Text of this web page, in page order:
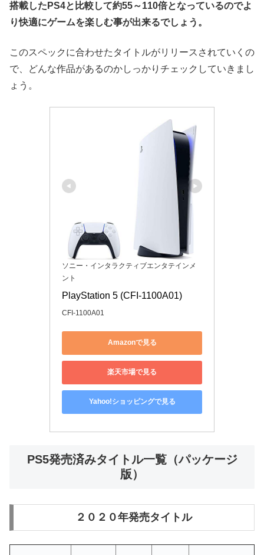
搭載したPS4と比較して約55～110倍となっているのでよ
り快適にゲームを楽しむ事が出来るでしょう。
このスペックに合わせたタイトルがリリースされていくの
で、どんな作品があるのかしっかりチェックしていきまし
ょう。
ソニー・インタラクティブエンタテインメ
ント
PlayStation 5 (CFI-1100A01)
CFI-1100A01
Amazonで見る
楽天市場で見る
Yahoo!ショッピングで見る
PS5発売済みタイトル一覧（パッケージ
版）
２０２０年発売タイトル